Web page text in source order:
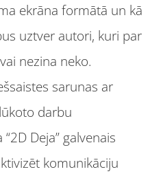
ekrāna formātā un kā
uztver autori, kuri par
nezina neko.
sarunas ar
darbu
Deja” galvenais
komunikāciju